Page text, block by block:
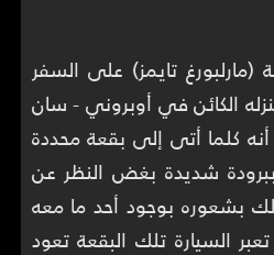
تايمز) على السفر
الكائن في أوبروني - سان
أنه كلما أتى إلى بقعة محددة
شديدة بغض النظر عن
بشعوره بوجود أحد ما معه
السيارة تلك البقعة تعود